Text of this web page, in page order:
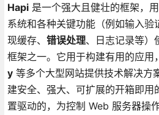
Hapi是一个强大且健壮的框架，
系统和各种关键功能（例如输入验
现缓存、 错误处理、日志记录等）
框架之一。它用于构建有用的应用
y等多个大型网站提供技术解决方
建安全、强大、可扩展的开箱即
置驱动的，为控制 Web 服务器操